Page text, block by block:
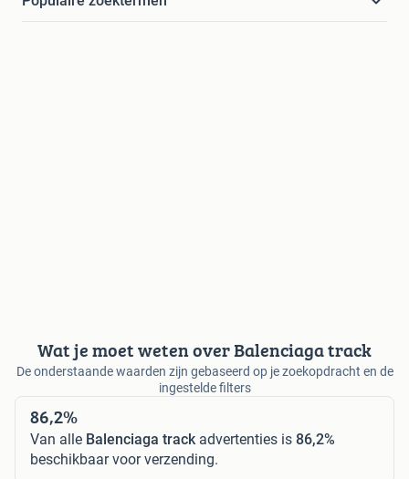
Wat je moet weten over Balenciaga track
De onderstaande waarden zijn gebaseerd op je zoekopdracht en de
ingestelde filters
86,2%
Van alle Balenciaga trackadvertenties is 86,2%
beschikbaar voor verzending.